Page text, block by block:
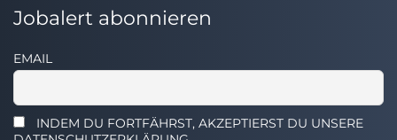
Jobalert abonnieren
EMAIL
INDEM DU FORTFÄHRST, AKZEPTIERST DU UNSERE